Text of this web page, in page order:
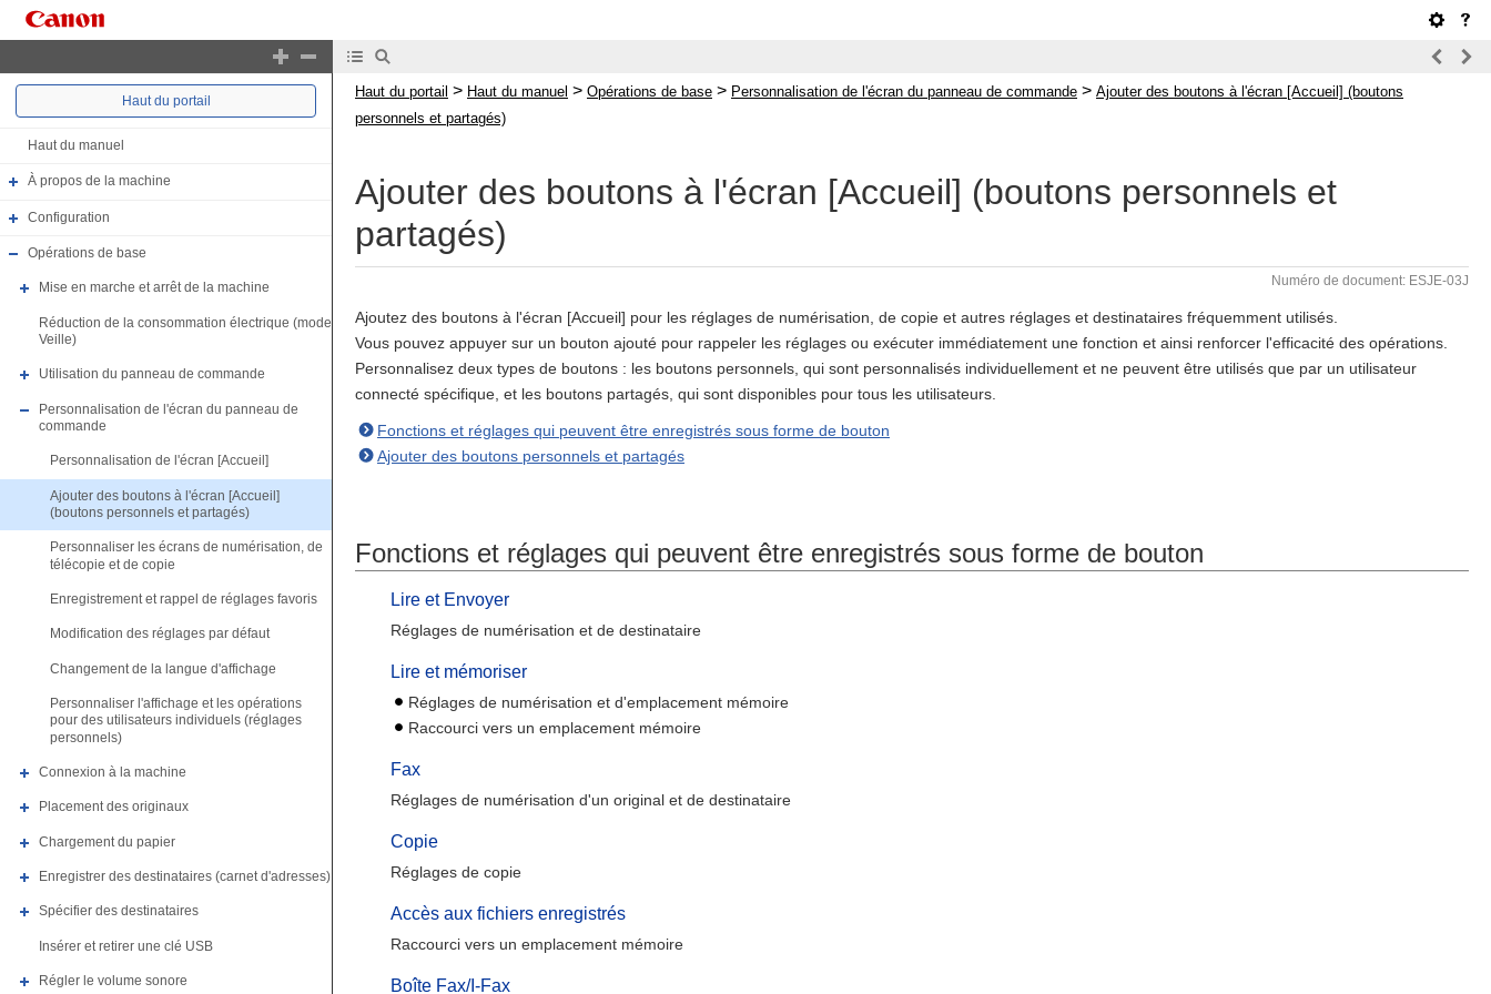
Haut du portail
Haut du manuel
À propos de la machine
Configuration
Opérations de base
Mise en marche et arrêt de la machine
Réduction de la consommation électrique (mode
Veille)
Utilisation du panneau de commande
Personnalisation de l'écran du panneau de
commande
Personnalisation de l'écran [Accueil]
Ajouter des boutons à l'écran [Accueil]
(boutons personnels et partagés)
Personnaliser les écrans de numérisation, de
télécopie et de copie
Enregistrement et rappel de réglages favoris
Modification des réglages par défaut
Changement de la langue d'affichage
Personnaliser l'affichage et les opérations
pour des utilisateurs individuels (réglages
personnels)
Connexion à la machine
Placement des originaux
Chargement du papier
Enregistrer des destinataires (carnet d'adresses)
Spécifier des destinataires
Insérer et retirer une clé USB
Régler le volume sonore
Haut du portail > Haut du manuel > Opérations de base > Personnalisation de l'écran du panneau de commande > Ajouter des boutons à l'écran [Accueil] (boutons
personnels et partagés)
Ajouter des boutons à l'écran [Accueil] (boutons personnels et
partagés)
Numéro de document: ESJE-03J
Ajoutez des boutons à l'écran [Accueil] pour les réglages de numérisation, de copie et autres réglages et destinataires fréquemment utilisés.
Vous pouvez appuyer sur un bouton ajouté pour rappeler les réglages ou exécuter immédiatement une fonction et ainsi renforcer l'efficacité des opérations.
Personnalisez deux types de boutons : les boutons personnels, qui sont personnalisés individuellement et ne peuvent être utilisés que par un utilisateur
connecté spécifique, et les boutons partagés, qui sont disponibles pour tous les utilisateurs.
Fonctions et réglages qui peuvent être enregistrés sous forme de bouton
Ajouter des boutons personnels et partagés
Fonctions et réglages qui peuvent être enregistrés sous forme de bouton
Lire et Envoyer
Réglages de numérisation et de destinataire
Lire et mémoriser
Réglages de numérisation et d'emplacement mémoire
Raccourci vers un emplacement mémoire
Fax
Réglages de numérisation d'un original et de destinataire
Copie
Réglages de copie
Accès aux fichiers enregistrés
Raccourci vers un emplacement mémoire
Boîte Fax/I-Fax